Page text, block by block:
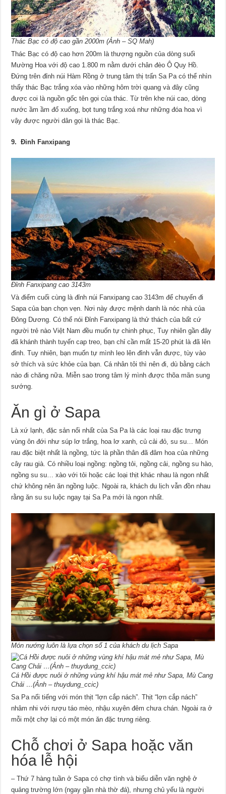
Thác Bạc có độ cao gần 2000m (Ảnh – SQ Mah)
Thác Bạc có độ cao hơn 200m là thượng nguồn của dòng suối
Mường Hoa với độ cao 1.800 m nằm dưới chân đèo Ô Quy Hồ.
Đứng trên đỉnh núi Hàm Rồng ở trung tâm thị trấn Sa Pa có thể nhìn
thấy thác Bạc trắng xóa vào những hôm trời quang và đây cũng
được coi là nguồn gốc tên gọi của thác. Từ trên khe núi cao, dòng
nước ầm ầm đổ xuống, bọt tung trắng xoá như những đóa hoa vì
vậy được người dân gọi là thác Bạc.
9. Đỉnh Fanxipang
Đỉnh Fanxipang cao 3143m
Và điểm cuối cùng là đỉnh núi Fanxipang cao 3143m để chuyến đi
Sapa của bạn chọn vẹn. Nơi này được mệnh danh là nóc nhà của
Đông Dương. Có thể nói Đỉnh Fanxipang là thử thách của bất cứ
người trẻ nào Việt Nam đều muốn tự chinh phục, Tuy nhiên gần đây
đã khánh thành tuyến cap treo, bạn chỉ cần mất 15-20 phút là đã lên
đỉnh. Tuy nhiên, bạn muốn tự mình leo lên đỉnh vẫn được, tùy vào
sở thích và sức khỏe của bạn. Cá nhân tôi thì nên đi, dù bằng cách
nào đi chăng nữa. Miễn sao trong tâm lý mình được thõa mãn sung
sướng.
Ăn gì ở Sapa
Là xứ lạnh, đặc sản nổi nhất của Sa Pa là các loại rau đặc trưng
vùng ôn đới như súp lơ trắng, hoa lơ xanh, củ cải đỏ, su su… Món
rau đặc biệt nhất là ngồng, tức là phần thân đã đâm hoa của những
cây rau già. Có nhiều loại ngồng: ngồng tỏi, ngồng cải, ngồng su hào,
ngồng su su… xào với tỏi hoặc các loại thịt khác nhau là ngon nhất
chứ không nên ăn ngồng luộc. Ngoài ra, khách du lịch vẫn đồn nhau
rằng ăn su su luộc ngay tại Sa Pa mới là ngon nhất.
Món nướng luôn là lựa chọn số 1 của khách du lịch Sapa
Cá Hồi được nuôi ở những vùng khí hậu mát mẻ như Sapa, Mù Cang
Chải …(Ảnh – thuydung_ccic)
Sa Pa nổi tiếng với món thịt “lợn cắp nách”. Thịt “lợn cắp nách”
nhâm nhi với rượu táo mèo, nhậu xuyên đêm chưa chán. Ngoài ra ở
mỗi một chợ lại có một món ăn đặc trưng riêng.
Chỗ chơi ở Sapa hoặc văn
hóa lễ hội
– Thứ 7 hàng tuần ở Sapa có chợ tình và biểu diễn văn nghệ ở
quảng trường lớn (ngay gần nhà thờ đá), nhưng chủ yếu là người